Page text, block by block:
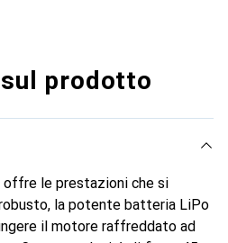
prodotto
offre le prestazioni che si
la potente batteria LiPo
il motore raffreddato ad